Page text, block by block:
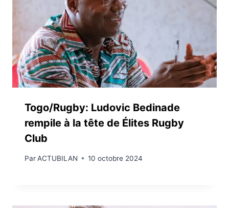
Togo/Rugby: Ludovic Bedinade
rempile à la tête de Élites Rugby
Club
ParACTUBILAN 10 octobre 2024